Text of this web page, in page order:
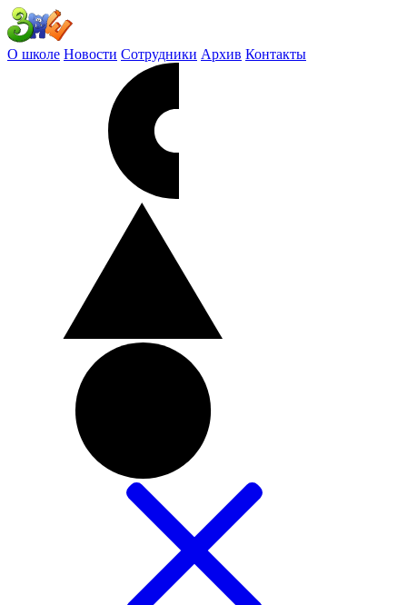
О школе Новости Сотрудники Архив Контакты